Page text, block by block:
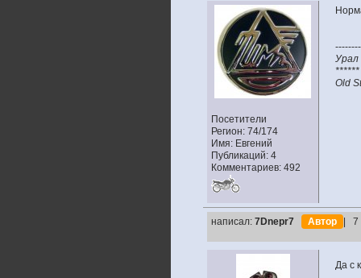
Посетители
Регион: 74/174
Имя: Евгений
Публикаций: 4
Комментариев: 492
Урал
******
Old
написал: 7Dnepr7 Автор |
Да с